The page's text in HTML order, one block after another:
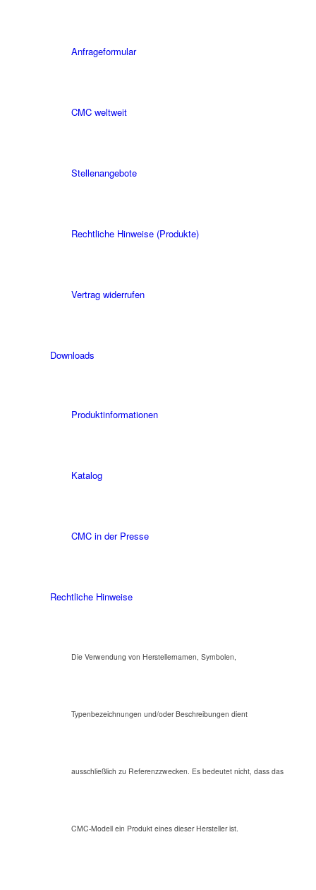
Anfrageformular
CMC weltweit
Stellenangebote
Rechtliche Hinweise (Produkte)
Vertrag widerrufen
Downloads
Produktinformationen
Katalog
CMC in der Presse
Rechtliche Hinweise
Die Verwendung von Herstellernamen, Symbolen,
Typenbezeichnungen und/oder Beschreibungen dient
ausschließlich zu Referenzzwecken. Es bedeutet nicht, dass das
CMC-Modell ein Produkt eines dieser Hersteller ist.